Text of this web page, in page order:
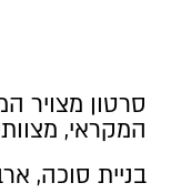
סרטון מצויר
המקראי,
בניית סוכה,